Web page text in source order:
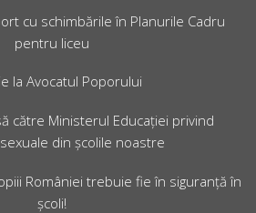
cu schimbările în Planurile Cadru
pentru liceu
la Avocatul Poporului
către Ministerul Educaţiei privind
din școlile noastre
României trebuie fie în siguranță în
școli!